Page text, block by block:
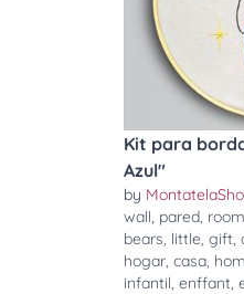
Kit para
Azul"
by
wall, pared, room
bears, little, gift,
hogar, casa,
infantil, enffant,